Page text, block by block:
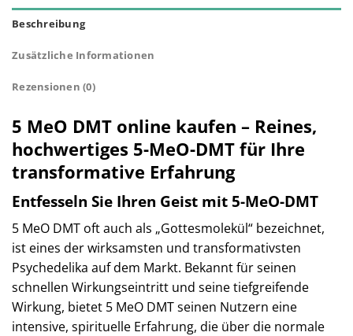
Beschreibung
Zusätzliche Informationen
Rezensionen (0)
5 MeO DMT online kaufen – Reines,
hochwertiges 5-MeO-DMT für Ihre
transformative Erfahrung
Entfesseln Sie Ihren Geist mit 5-MeO-DMT
5 MeO DMT oft auch als „Gottesmolekül“ bezeichnet,
ist eines der wirksamsten und transformativsten
Psychedelika auf dem Markt. Bekannt für seinen
schnellen Wirkungseintritt und seine tiefgreifende
Wirkung, bietet 5 MeO DMT seinen Nutzern eine
intensive, spirituelle Erfahrung, die über die normale